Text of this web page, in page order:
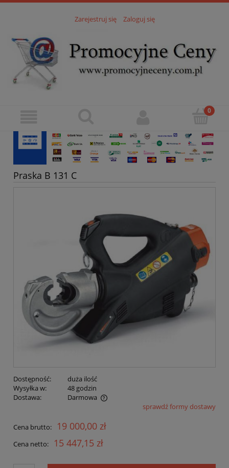
Zarejestruj się Zaloguj się
Praska B 131 C
Dostępność:
duża ilość
Wysyłka w:
48 godzin
Dostawa:
Darmowa
Cena nie zawiera ewentualnych kosztów płatnościsprawdź formy dostawy
Cena brutto: 19 000,00 zł
Cena netto: 15 447,15 zł